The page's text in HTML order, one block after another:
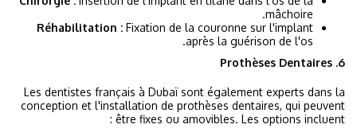
mâchoire.
Réhabilitation : Fixation de la couronne sur l'implant
après la guérison de l'os.
6. Prothèses Dentaires
Les dentistes français à Dubaï sont également experts dans la
conception et l'installation de prothèses dentaires, qui peuvent
être fixes ou amovibles. Les options incluent :